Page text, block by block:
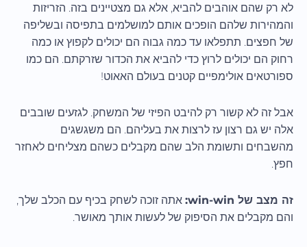
לא רק שהם אוהבים להביא, אלא גם מצטיינים בזה. הזריזות
והמהירות שלהם הופכים אותם למושלמים בתפיסה ובשליפה
של חפצים. תתפלאו עד כמה גבוה הם יכולים לקפוץ או כמה
רחוק הם יכולים לרוץ כדי להביא את הכדור שזרקתם. הם כמו
ספורטאים אולימפיים קטנים בעולם האאוט!
אבל זה לא קשור רק להיבט הפיזי של המשחק. לגזעים שובבים
אלה יש גם רצון עז לרצות את בעליהם. הם משגשגים
מהשבחים ותשומת הלב שהם מקבלים כשהם מצליחים לאחזר
חפץ.
זה מצב של win-win:
אתה זוכה לשחק בכיף עם הכלב שלך,
והם מקבלים את הסיפוק של לעשות אותך מאושר.